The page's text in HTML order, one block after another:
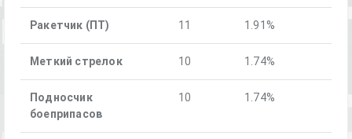
Ракетчик (ПТ) 11 1.91%
Меткий стрелок 10 1.74%
Подносчик
боеприпасов
10 1.74%